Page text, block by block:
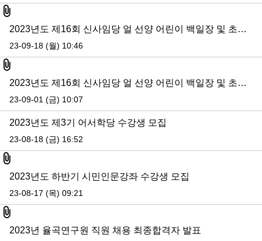
첨부파일
2023년도 제16회 신사임당 얼 선양 어린이 백일장 및 초충도 그리기 대회 입상자 발표
23-09-18 (월) 10:46
첨부파일
2023년도 제16회 신사임당 얼 선양 어린이 백일장 및 초충도 그리기 대회 안내
23-09-01 (금) 10:07
2023년도 제3기 어서학당 수강생 모집
23-08-18 (금) 16:52
첨부파일
2023년도 하반기 시민인문강좌 수강생 모집
23-08-17 (목) 09:21
첨부파일
2023년 율곡연구원 직원 채용 최종합격자 발표